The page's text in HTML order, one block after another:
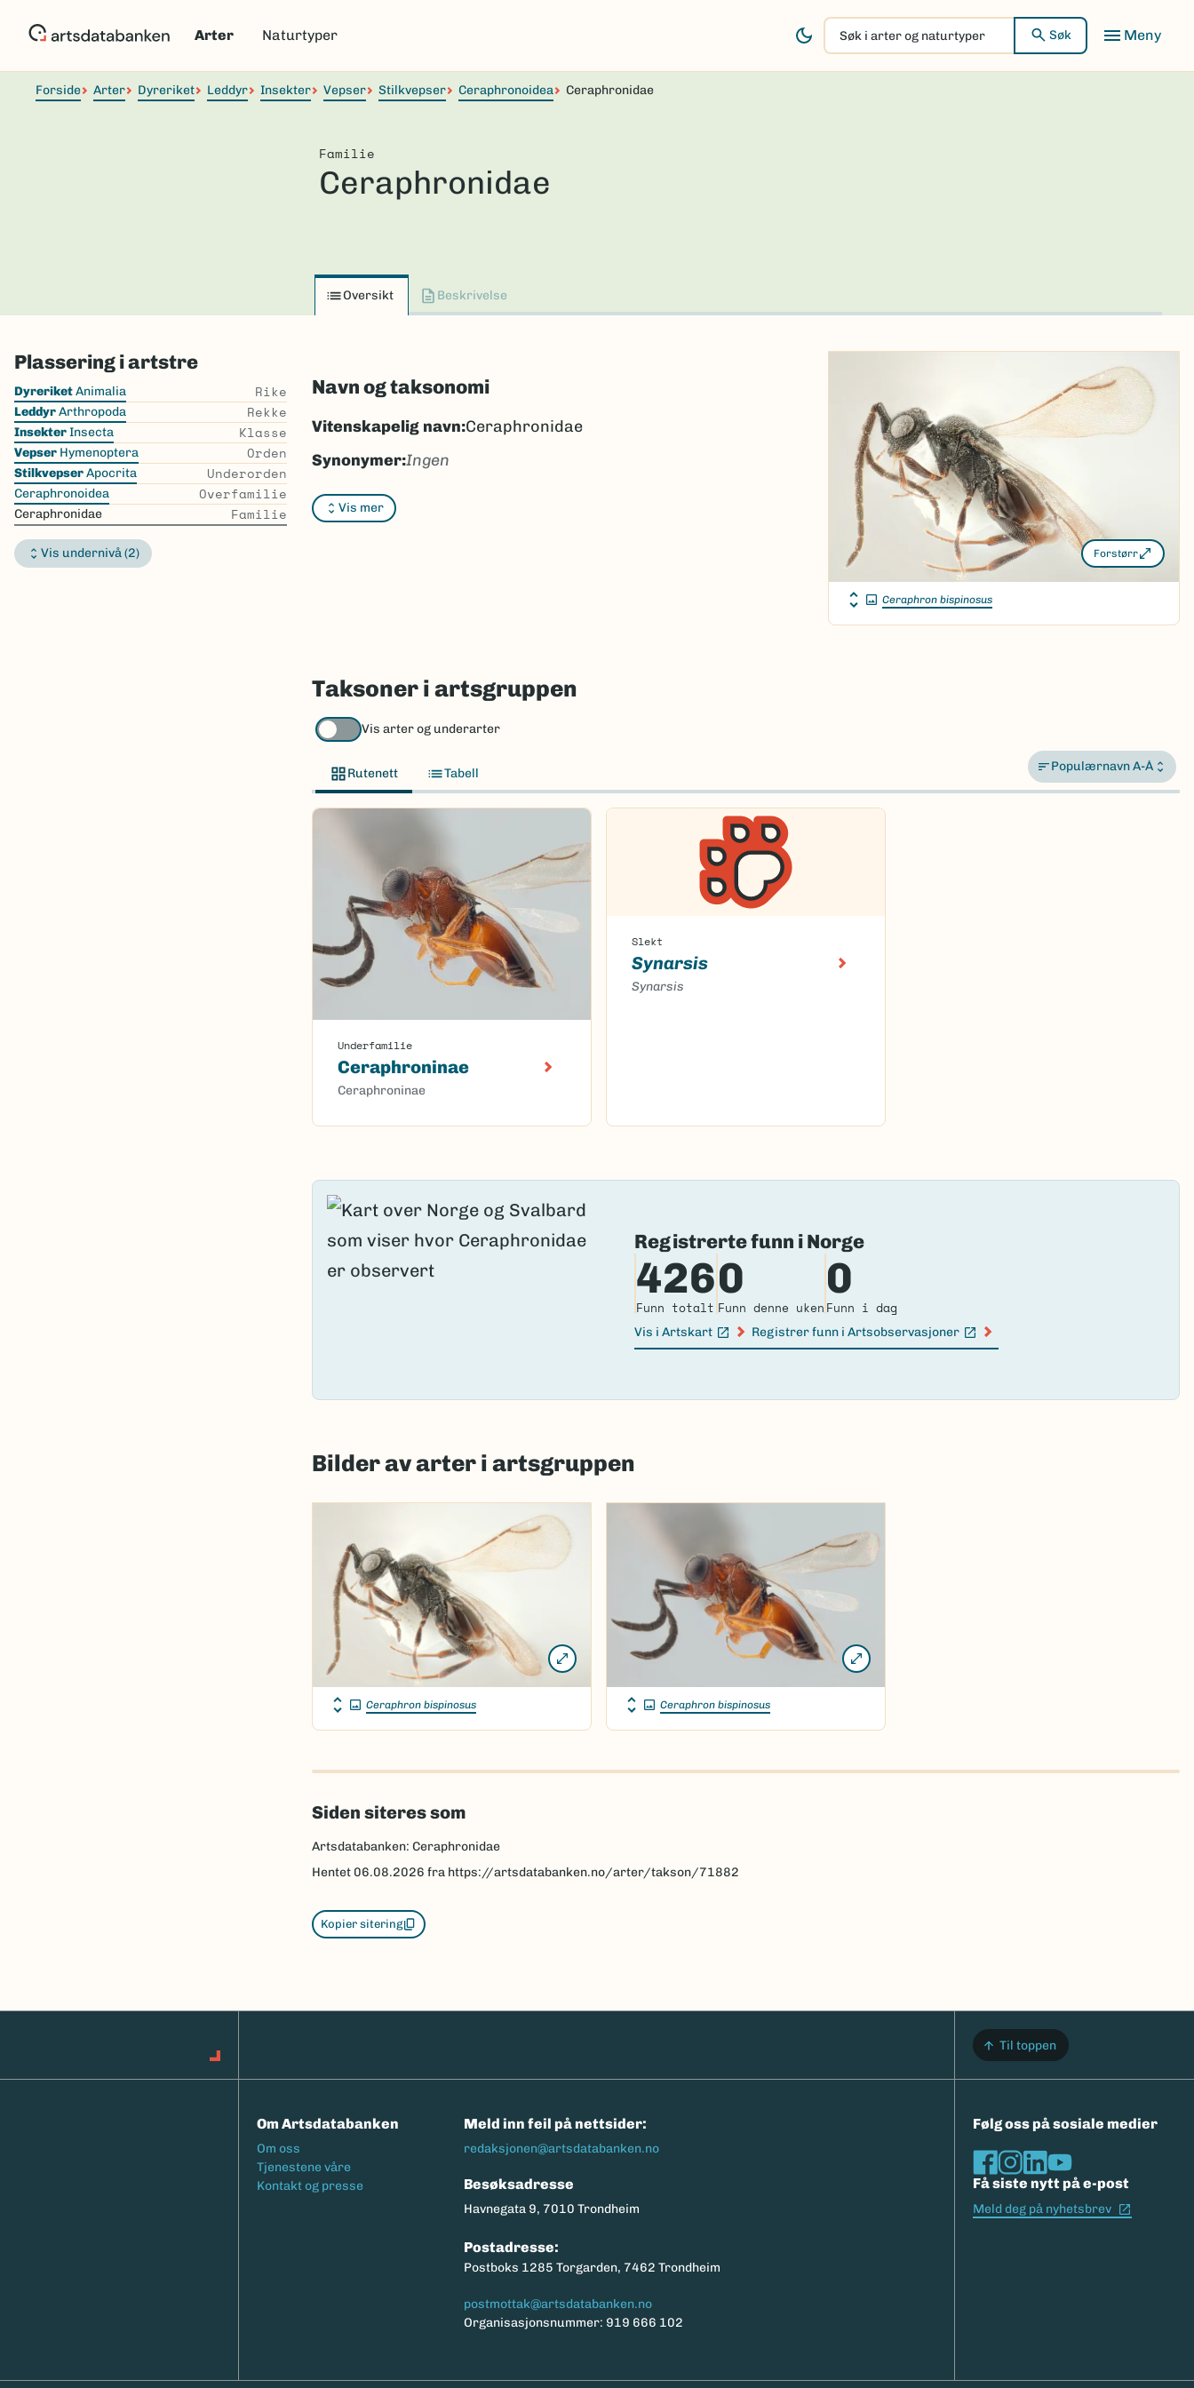
Arter Naturtyper
Søk
i
arter
Søk
Forside Arter Dyreriket Leddyr Insekter Vepser Stilkvepser Ceraphronoidea Ceraphronidae
Familie
Ceraphronidae
Oversikt Beskrivelse
Plassering i artstre
Skip
the
list
DyreriketAnimalia Rike
LeddyrArthropoda Rekke
InsekterInsecta Klasse
Vepser Hymenoptera Orden
StilkvepserApocrita Underorden
Ceraphronoidea Overfamilie
Ceraphronidae Familie
Vis undernivå (2)
Navn og taksonomi
Vis mer
Vitenskapelig navn:Ceraphronidae
Synonymer:Ingen
Bokmål:Ingen
Nynorsk:Ingen
Forstørr
Ceraphron bispinosus
Taksoner i artsgruppen
Vis arter og underarter
Rutenett Tabell Populærnavn A-Å
Underfamilie
Ceraphroninae
Ceraphroninae
Slekt
Synarsis
Synarsis
Registrerte funn i Norge
426
Funn totalt
0
Funn denne uken
0
Funn i dag
Vis i Artskart
(Ekstern lenke)
Registrer funn i Artsobservasjoner
(Ekstern lenke)
Bilder av arter i artsgruppen
Ceraphron bispinosus Ceraphron bispinosus
Siden siteres som
Artsdatabanken: Ceraphronidae
Hentet 06.08.2026 fra https://artsdatabanken.no/arter/takson/71882
Kopier sitering
Til toppen
Om Artsdatabanken
Footermeny
Om oss
Tjenestene våre
Kontakt og presse
Meld inn feil på nettsider:
redaksjonen@artsdatabanken.no
Besøksadresse
Havnegata 9, 7010 Trondheim
Postadresse:
Postboks 1285 Torgarden, 7462 Trondheim
postmottak@artsdatabanken.no
Organisasjonsnummer: 919 666 102
Følg oss på sosiale medier
Få siste nytt på e-post
Meld deg på nyhetsbrev